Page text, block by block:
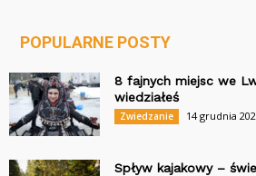
POPULARNE POSTY
8 fajnych miejsc we
wiedziałeś
Zwiedzanie 14 grudnia
Spływ kajakowy –